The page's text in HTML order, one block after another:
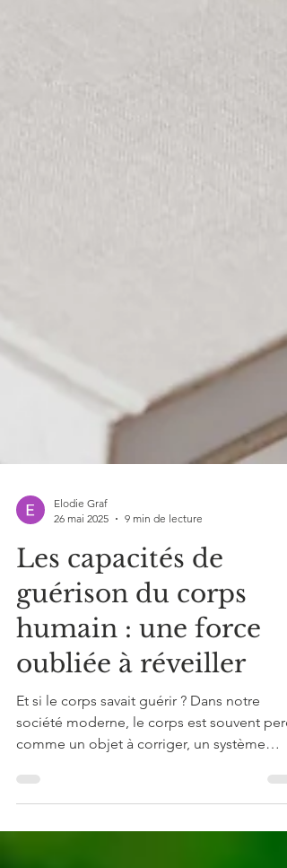
26 mai 2025
9 min de lecture
Les capacités de
guérison du corps
humain : une force
oubliée à réveiller
Et si le corps savait guérir ? Dans notre
comme un objet à corriger, un système
fragile qu’il...